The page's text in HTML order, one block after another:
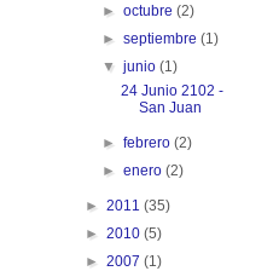
►octubre(2)
►septiembre(1)
▼junio(1)
24 Junio 2102 -
San Juan
►febrero(2)
►enero(2)
► 2011 (35)
► 2010 (5)
► 2007 (1)